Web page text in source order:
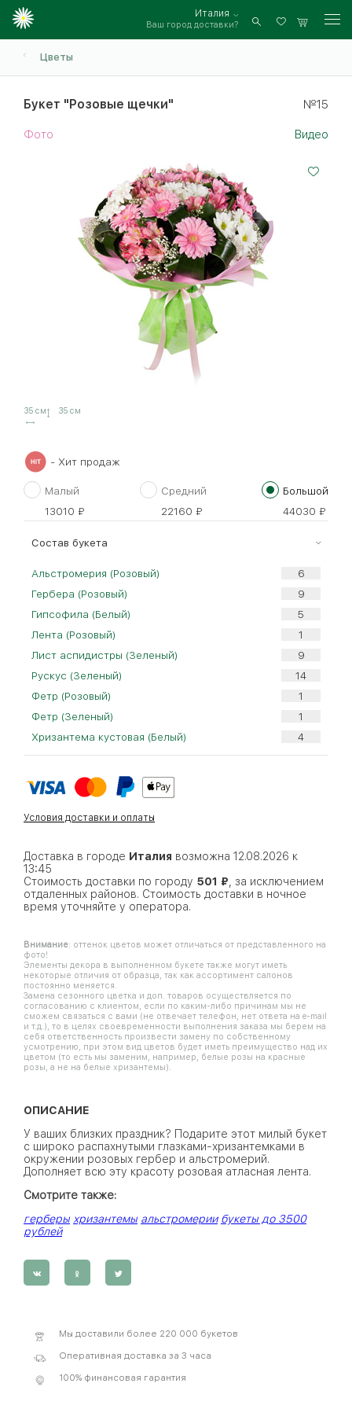
Италия
Ваш город доставки? Войти
Цветы
Букет "Розовые щечки" №15
Фото Видео
35 см 35 см
- Хит продаж
Малый
13010 ₽
Средний
22160 ₽
Большой
44030 ₽
Cостав букета
Альстромерия (Розовый)
Гербера (Розовый)
Гипсофила (Белый)
Лента (Розовый)
Лист аспидистры (Зеленый)
Рускус (Зеленый)
Фетр (Розовый)
Фетр (Зеленый)
Хризантема кустовая (Белый)
Условия доставки и оплаты
Доставка в городе Италия возможна 12.08.2026 к
13:45
Стоимость доставки по городу 501 ₽ , за исключением
отдаленных районов. Стоимость доставки в ночное
время уточняйте у оператора.
Внимание: оттенок цветов может отличаться от представленного на
фото!
Элементы декора в выполненном букете также могут иметь
некоторые отличия от образца, так как ассортимент салонов
постоянно меняется.
Замена сезонного цветка и доп. товаров осуществляется по
согласованию с клиентом, если по каким-либо причинам мы не
сможем связаться с вами (не отвечает телефон, нет ответа на e-mail
и т.д.), то в целях своевременности выполнения заказа мы берем на
себя ответственность произвести замену по собственному
усмотрению, при этом вид цветов будет иметь преимущество над их
цветом (то есть мы заменим, например, белые розы на красные
розы, а не на белые хризантемы).
ОПИСАНИЕ
У ваших близких праздник? Подарите этот милый букет
с широко распахнутыми глазками-хризантемками в
окружении розовых гербер и альстромерий.
Дополняет всю эту красоту розовая атласная лента.
Смотрите также:
герберы хризантемы альстромерии букеты до 3500
рублей
Мы доставили более 220 000 букетов
Оперативная доставка за 3 часа
100% финансовая гарантия